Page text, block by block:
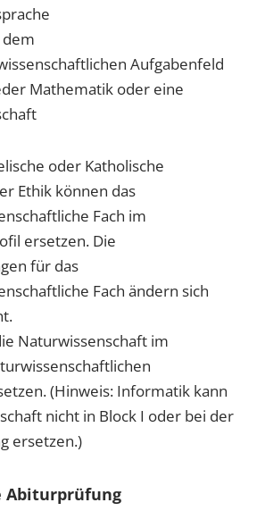
dem
Aufgabenfeld
Mathematik oder eine
oder Katholische
Ethik können das
Fach im
ersetzen. Die
für das
Fach ändern sich
Naturwissenschaft im
(Hinweis: Informatik kann
nicht in Block I oder bei der
ersetzen.)
Abiturprüfung